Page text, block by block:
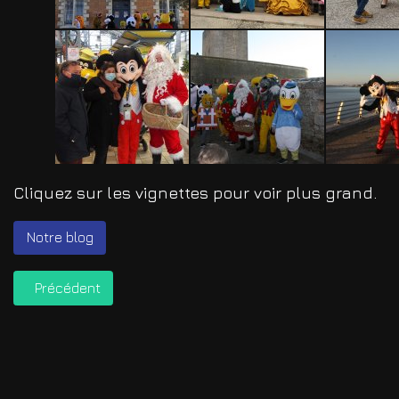
Cliquez sur les vignettes pour voir plus grand.
Notre blog
Article précédent : Partenariat Club Pongiste Fouras
Précédent